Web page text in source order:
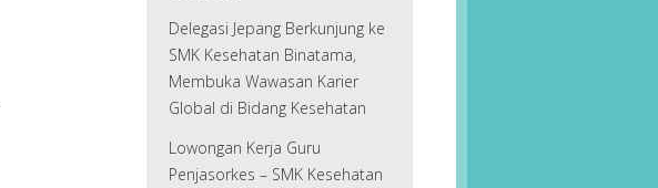
Delegasi Jepang Berkunjung ke
SMK Kesehatan Binatama,
Membuka Wawasan Karier
Global di Bidang Kesehatan
Lowongan Kerja Guru
Penjasorkes – SMK Kesehatan